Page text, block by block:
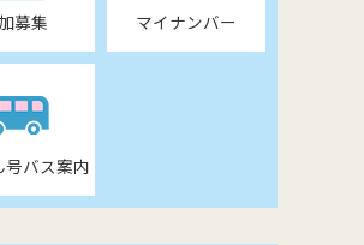
募集 マイナンバー
号バス案内